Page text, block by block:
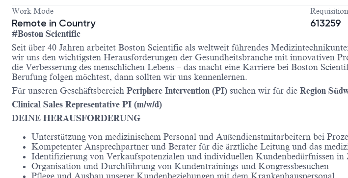
Work Mode
Remote in Country 613259
#Boston Scientific
Seit über 40 Jahren arbeitet Boston Scientific als weltweit führendes
wir uns den wichtigsten Herausforderungen der Gesundheitsbranche mit innovativen
die Verbesserung des menschlichen Lebens – das macht eine Karriere bei Boston
Berufung folgen möchtest, dann sollten wir uns kennenlernen.
Für unseren Geschäftsbereich Periphere Intervention (PI) suchen wir für die Region
Clinical Sales Representative PI (m/w/d)
DEINE HERAUSFORDERUNG
Unterstützung von medizinischem Personal und Außendienstmitarbeitern bei
Kompetenter Ansprechpartner und Berater für die ärztliche Leitung und das
Identifizierung von Verkaufspotenzialen und individuellen Kundenbedürfnissen
Organisation und Durchführung von Kundentrainings und Kongressbesuchen